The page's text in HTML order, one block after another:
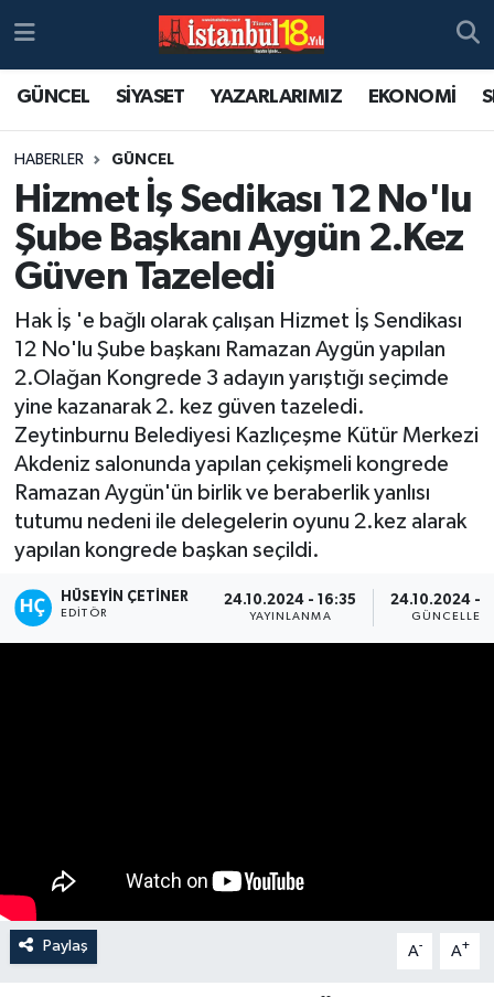
GÜNCEL SİYASET YAZARLARIMIZ EKONOMİ
HABERLER GÜNCEL
Hizmet İş Sedikası 12 No'lu
Şube Başkanı Aygün 2.Kez
Güven Tazeledi
Hak İş 'e bağlı olarak çalışan Hizmet İş Sendikası
12 No'lu Şube başkanı Ramazan Aygün yapılan
2.Olağan Kongrede 3 adayın yarıştığı seçimde
yine kazanarak 2. kez güven tazeledi.
Zeytinburnu Belediyesi Kazlıçeşme Kütür Merkezi
Akdeniz salonunda yapılan çekişmeli kongrede
Ramazan Aygün'ün birlik ve beraberlik yanlısı
tutumu nedeni ile delegelerin oyunu 2.kez alarak
yapılan kongrede başkan seçildi.
HÜSEYIN ÇETINER
EDITÖR
24.10.2024 - 16:35
YAYINLANMA
24.10.2024 -
Paylaş A- A+